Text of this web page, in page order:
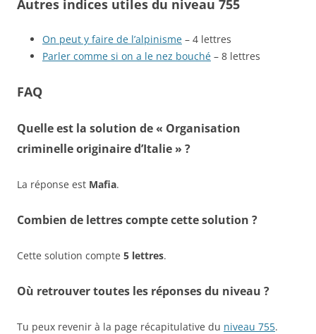
Autres indices utiles du niveau 755
On peut y faire de l’alpinisme – 4 lettres
Parler comme si on a le nez bouché – 8 lettres
FAQ
Quelle est la solution de « Organisation
criminelle originaire d’Italie » ?
La réponse est Mafia.
Combien de lettres compte cette solution ?
Cette solution compte 5 lettres.
Où retrouver toutes les réponses du niveau ?
Tu peux revenir à la page récapitulative du niveau 755.